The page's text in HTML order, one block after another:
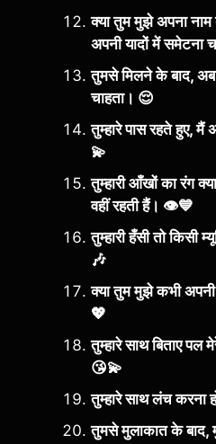
क्या तुम मुझे अपना
अपनी यादों में समेटना
तुमसे मिलने के बाद,
चाहता। 😌
तुम्हारे पास रहते हुए, मैं
💫
तुम्हारी आँखों का रंग
वहीं रहती हैं। 👁️💙
तुम्हारी हँसी तो किसी
🎶
क्या तुम मुझे कभी अपनी
💖
तुम्हारे साथ बिताए
😘💫
तुम्हारे साथ लंच करना
तुमसे मुलाकात के बाद,